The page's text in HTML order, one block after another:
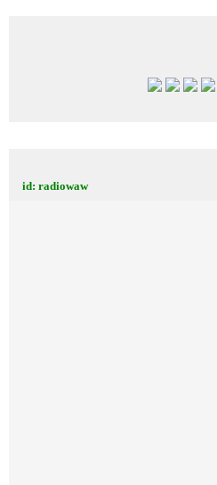
id: radiowaw